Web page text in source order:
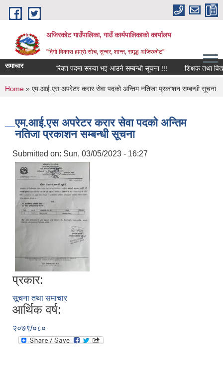
Skip to main content
अजिरकोट गाउँपालिका, गाउँ कार्यपालिकाको कार्यालय
"दिगो विकास हाम्रो सोच, सुन्दर, शान्त, समृद्ध अजिरकोट"
समाचार रिक्त पदमा सरुवा भइ आउने सम्बन्धी सूचना !!! शिक्षक तथा
You are here
Home » एम.आई.एस अपरेटर करार सेवा पदको अन्तिम नतिजा प्रकाशन सम्बन्धी सूचना
एम.आई.एस अपरेटर करार सेवा पदको अन्तिम
नतिजा प्रकाशन सम्बन्धी सूचना
Submitted on: Sun, 03/05/2023 - 16:27
प्रकार:
सूचना तथा समाचार
आर्थिक वर्ष:
२०७९/०८०